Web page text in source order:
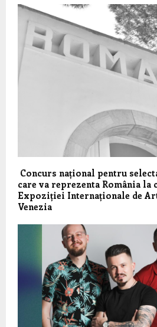
Concurs național pentru
care va reprezenta România la
Expoziției Internaționale de
Venezia